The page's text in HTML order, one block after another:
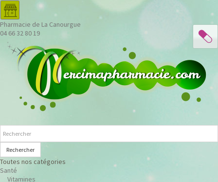
Pharmacie de La Canourgue
04 66 32 80 19
Rechercher
Toutes nos catégories
Santé
Vitamines